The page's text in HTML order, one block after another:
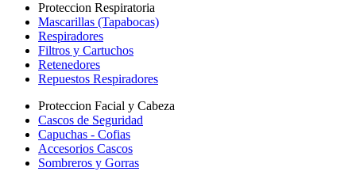
Proteccion Respiratoria
Mascarillas (Tapabocas)
Respiradores
Filtros y Cartuchos
Retenedores
Repuestos Respiradores
Proteccion Facial y Cabeza
Cascos de Seguridad
Capuchas - Cofias
Accesorios Cascos
Sombreros y Gorras